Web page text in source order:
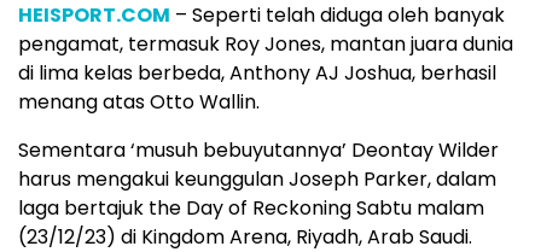
HEISPORT.COM – Seperti telah diduga oleh banyak
pengamat, termasuk Roy Jones, mantan juara dunia
di lima kelas berbeda, Anthony AJ Joshua, berhasil
menang atas Otto Wallin.
Sementara ‘musuh bebuyutannya’ Deontay Wilder
harus mengakui keunggulan Joseph Parker, dalam
laga bertajuk the Day of Reckoning Sabtu malam
(23/12/23) di Kingdom Arena, Riyadh, Arab Saudi.